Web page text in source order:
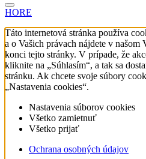
HORE
Táto internetová stránka používa
a o Vašich právach nájdete v našom
konci tejto stránky. V prípade, že
kliknite na „Súhlasím“, a tak sa
stránku. Ak chcete svoje súbory
„Nastavenia cookies“.
Nastavenia súborov cookies
Všetko zamietnuť
Všetko prijať
Ochrana osobných údajov